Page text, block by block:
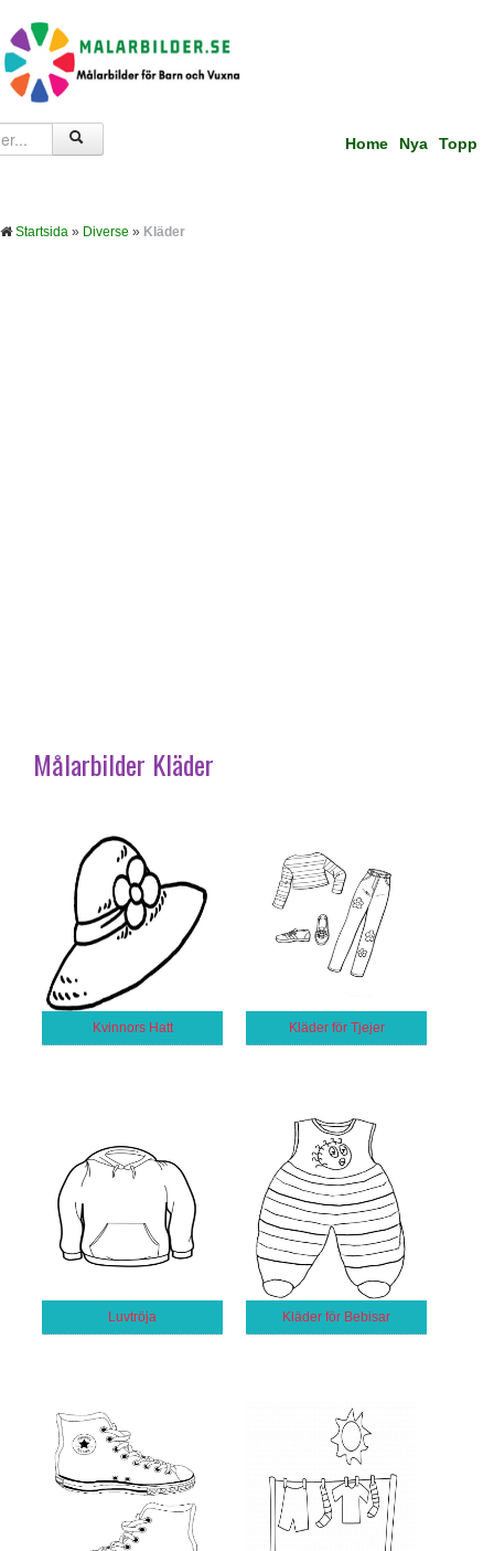
Home Nya Topp
Startsida » Diverse » Kläder
Målarbilder Kläder
Kvinnors Hatt Kläder för Tjejer
Luvtröja Kläder för Bebisar